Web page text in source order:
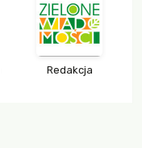
Redakcja